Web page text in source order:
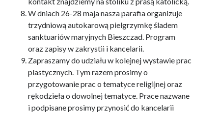
W dniach 26-28 maja nasza parafia organizuje
trzydniową autokarową pielgrzymkę śladem
sanktuariów maryjnych Bieszczad. Program
oraz zapisy w zakrystii i kancelarii.
Zapraszamy do udziału w kolejnej wystawie prac
plastycznych. Tym razem prosimy o
przygotowanie prac o tematyce religijnej oraz
rękodzieła o dowolnej tematyce. Prace nazwane
i podpisane prosimy przynosić do kancelarii